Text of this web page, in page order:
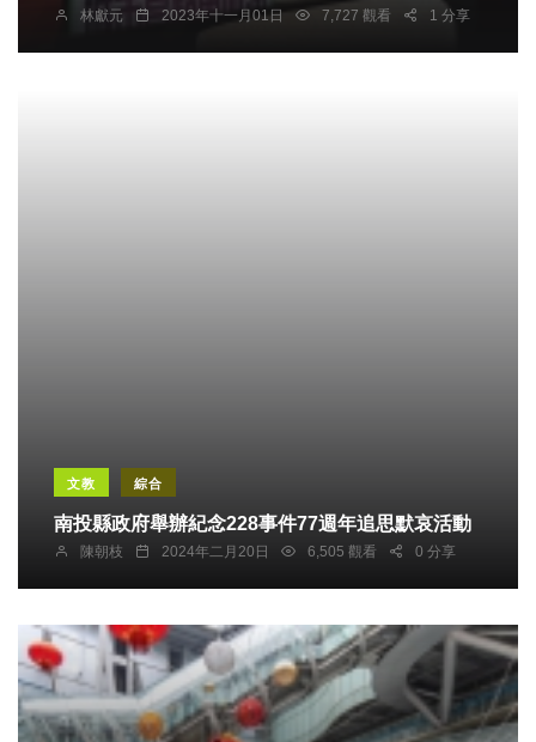
林獻元 2023年十一月01日 7,727 觀看 1 分享
文教 綜合
南投縣政府舉辦紀念228事件77週年追思默哀活動
陳朝枝 2024年二月20日 6,505 觀看 0 分享